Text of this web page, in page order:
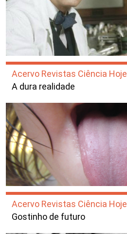
Acervo Revistas Ciência Hoje
A dura realidade
Acervo Revistas Ciência Hoje
Gostinho de futuro